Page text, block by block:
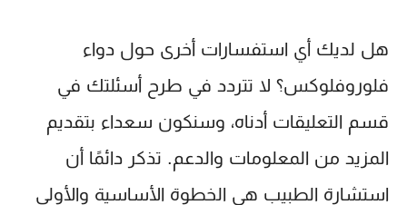
هل لديك أي استفسارات أخرى حول دواء
فلوروفلوكس؟ لا تتردد في طرح أسئلتك في
قسم التعليقات أدناه، وسنكون سعداء بتقديم
المزيد من المعلومات والدعم. تذكر دائمًا أن
استشارة الطبيب هي الخطوة الأساسية والأولى